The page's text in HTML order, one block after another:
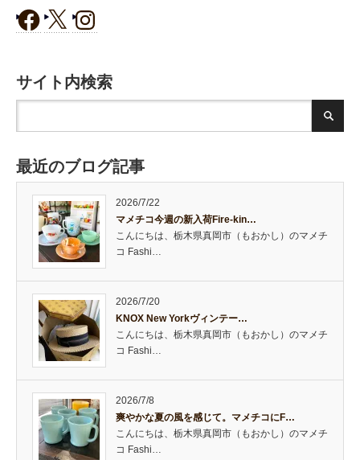
サイト内検索
最近のブログ記事
2026/7/22
マメチコ今週の新入荷Fire-kin…
こんにちは、栃木県真岡市（もおかし）のマメチ
コ Fashi…
2026/7/20
KNOX New Yorkヴィンテー…
こんにちは、栃木県真岡市（もおかし）のマメチ
コ Fashi…
2026/7/8
爽やかな夏の風を感じて。マメチコにF…
こんにちは、栃木県真岡市（もおかし）のマメチ
コ Fashi…